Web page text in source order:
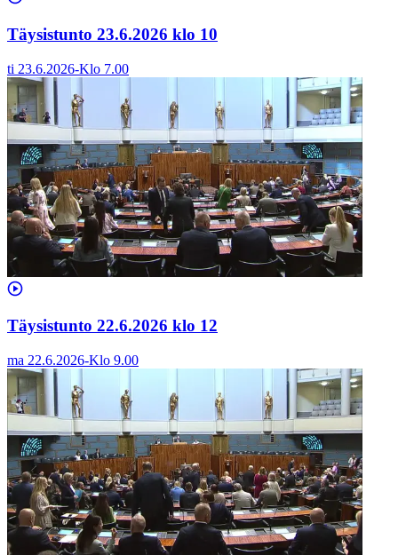
Täysistunto 23.6.2026 klo 10
ti 23.6.2026-Klo 7.00
Täysistunto 22.6.2026 klo 12
ma 22.6.2026-Klo 9.00